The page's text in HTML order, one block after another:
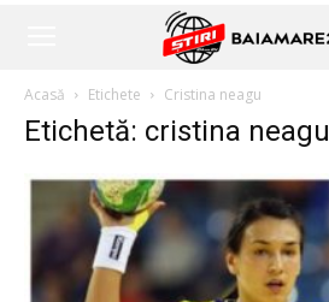
Acasă Etichete Cristina neagu
Etichetă: cristina neagu